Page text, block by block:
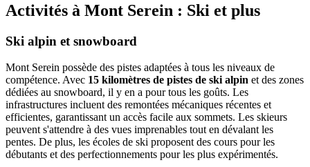
Activités à Mont Serein : Ski et plus
Ski alpin et snowboard
Mont Serein possède des pistes adaptées à tous les niveaux de
compétence. Avec 15 kilomètres de pistes de ski alpin et des zones
dédiées au snowboard, il y en a pour tous les goûts. Les
infrastructures incluent des remontées mécaniques récentes et
efficientes, garantissant un accès facile aux sommets. Les skieurs
peuvent s'attendre à des vues imprenables tout en dévalant les
pentes. De plus, les écoles de ski proposent des cours pour les
débutants et des perfectionnements pour les plus expérimentés.